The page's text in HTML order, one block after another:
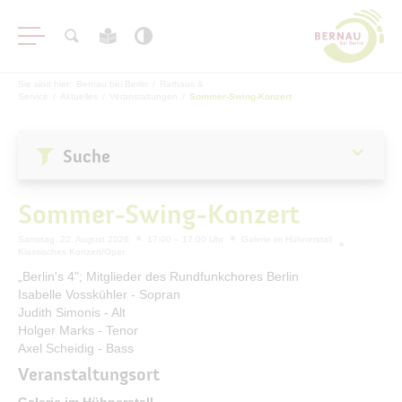
Aktuelles
#BERNAUER
Amtsblatt
Haushalt
Öffentliche Auslegungen
Sommer-Swing-Konzert
Sommer-Swing-Konzert
„Berlin's 4"; Mitglieder des Rundfunkchores Berlin
Isabelle Vosskühler - Sopran
Judith Simonis - Alt
Holger Marks - Tenor
Axel Scheidig - Bass
Veranstaltungsort
Suche